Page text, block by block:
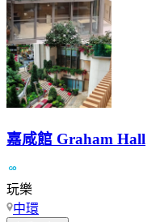
嘉咸館 Graham Hall
玩樂
中環